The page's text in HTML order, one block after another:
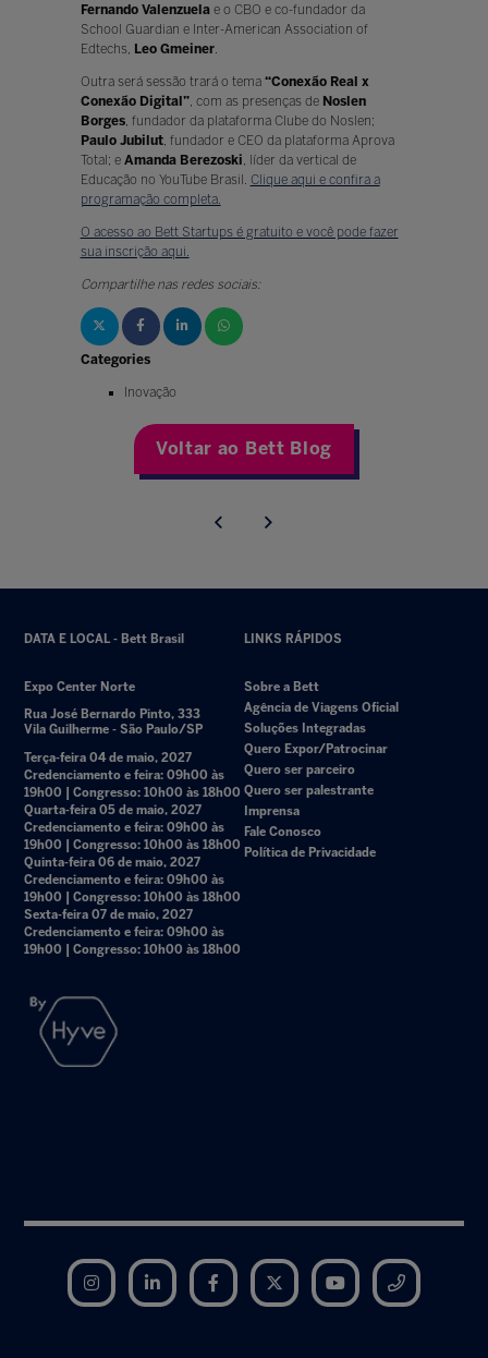
Fernando Valenzuelae o CBO e co-fundador da
School Guardian e Inter-American Association of
Edtechs, Leo Gmeiner.
Outra será sessão trará o tema “Conexão Real x
Conexão Digital”, com as presenças de Noslen
Borges, fundador da plataforma Clube do Noslen;
Paulo Jubilut, fundador e CEO da plataforma Aprova
Total; e Amanda Berezoski , líder da vertical de
Educação no YouTube Brasil. Clique aqui e confira a
programação completa.
O acesso ao Bett Startups é gratuito e você pode fazer
sua inscrição aqui.
Compartilhe nas redes sociais:
Categories
Inovação
Voltar ao Bett Blog
DATA E LOCAL - Bett Brasil
Expo Center Norte
Rua José Bernardo Pinto, 333
Vila Guilherme - São Paulo/SP
Terça-feira 04 de maio, 2027
Credenciamento e feira: 09h00 às
19h00 | Congresso: 10h00 às 18h00
Quarta-feira 05 de maio, 2027
Credenciamento e feira: 09h00 às
19h00 | Congresso: 10h00 às 18h00
Quinta-feira 06 de maio, 2027
Credenciamento e feira: 09h00 às
19h00 | Congresso: 10h00 às 18h00
Sexta-feira 07 de maio, 2027
Credenciamento e feira: 09h00 às
19h00 | Congresso: 10h00 às 18h00
LINKS RÁPIDOS
Sobre a Bett
Agência de Viagens Oficial
Soluções Integradas
Quero Expor/Patrocinar
Quero ser parceiro
Quero ser palestrante
Imprensa
Fale Conosco
Política de Privacidade
Instagram LinkedIn Facebook Twitter YouTube